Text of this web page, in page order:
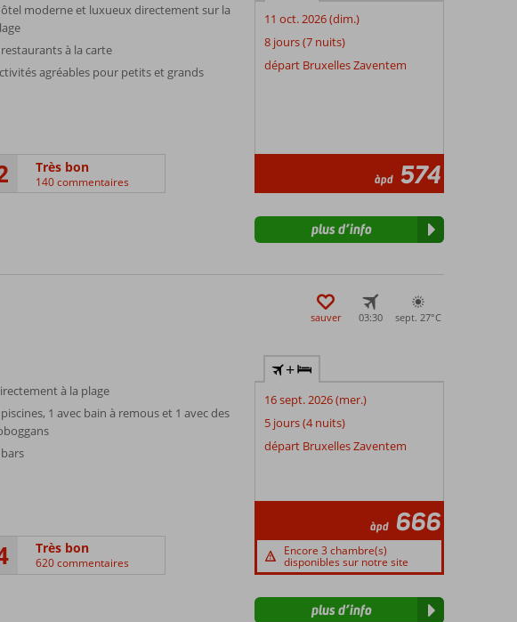
moderne et luxueux directement sur la
à la carte
agréables pour petits et grands
Très bon
140 commentaires
11 oct. 2026 (dim.)
8 jours (7 nuits)
départ Bruxelles Zaventem
àpd 574
plus d’info
sauver 03:30 sept. 27°C
à la plage
1 avec bain à remous et 1 avec des
Très bon
620 commentaires
+
16 sept. 2026 (mer.)
5 jours (4 nuits)
départ Bruxelles Zaventem
àpd 666
Encore 3 chambre(s)
disponibles sur notre site
plus d’info